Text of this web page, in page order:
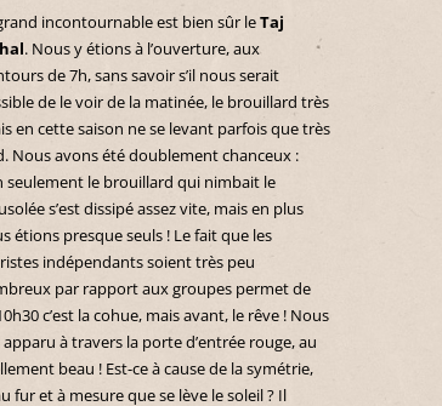
incontournable est bien sûr leTaj
. Nous y étions à l’ouverture, aux
de 7h, sans savoir s’il nous serait
de le voir de la matinée, le brouillard très
en cette saison ne se levant parfois que très
Nous avons été doublement chanceux :
seulement le brouillard qui nimbait le
s’est dissipé assez vite, mais en plus
étions presque seuls ! Le fait que les
indépendants soient très peu
par rapport aux groupes permet de
c’est la cohue, mais avant, le rêve ! Nous
à travers la porte d’entrée rouge, au
beau ! Est-ce à cause de la symétrie,
fur et à mesure que se lève le soleil ? Il